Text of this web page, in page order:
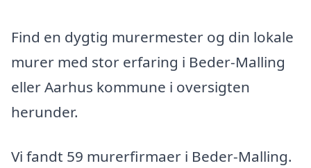
Find en dygtig murermester og din lokale
murer med stor erfaring i Beder-Malling
eller Aarhus kommune i oversigten
herunder.
Vi fandt 59 murerfirmaer i Beder-Malling.